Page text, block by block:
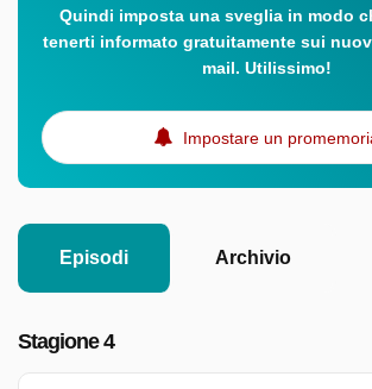
Quindi imposta una sveglia in modo
tenerti informato gratuitamente sui
mail. Utilissimo!
Impostare un
Episodi Archivio
Stagione 4